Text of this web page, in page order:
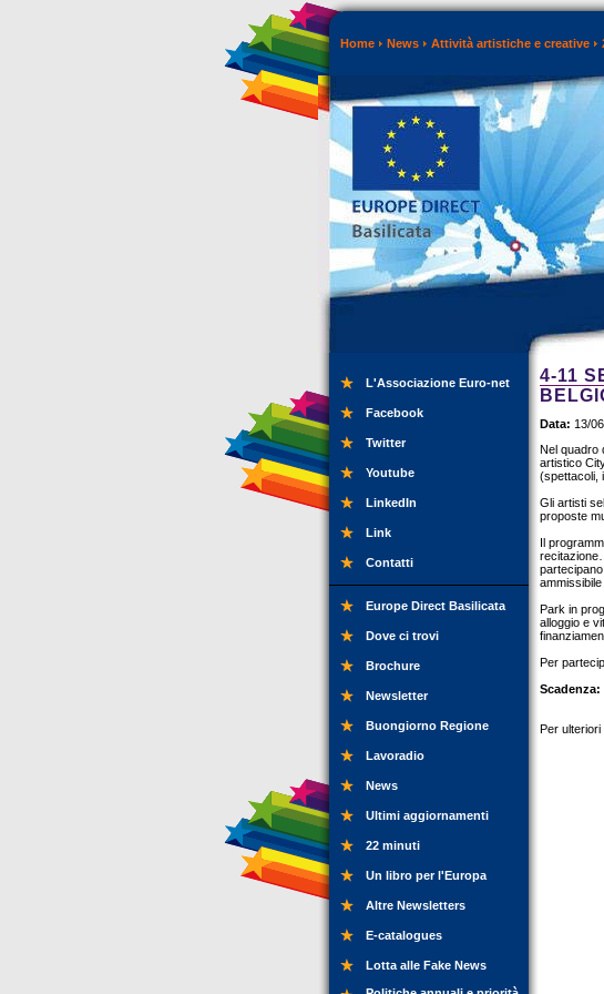
Home News Attività artistiche e creative
L'Associazione Euro-net
Facebook
Twitter
Youtube
LinkedIn
Link
Contatti
Europe Direct Basilicata
Dove ci trovi
Brochure
Newsletter
Buongiorno Regione
Lavoradio
News
Ultimi aggiornamenti
22 minuti
Un libro per l'Europa
Altre Newsletters
E-catalogues
Lotta alle Fake News
4-11
Data: 13/
Nel quadro
artistico
(spettacoli,
Gli artisti
proposte
Il
ammissibile
Park in
alloggio e
Per
Scadenza:
Per